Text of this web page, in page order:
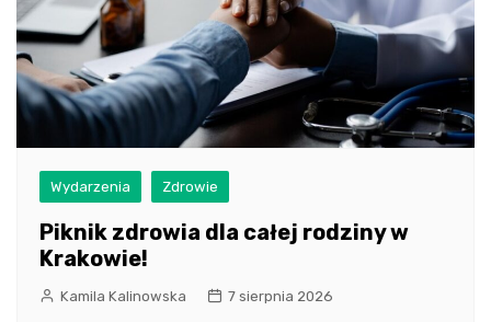
Wydarzenia Zdrowie
Piknik zdrowia dla całej rodziny w
Krakowie!
Kamila Kalinowska 7 sierpnia 2026